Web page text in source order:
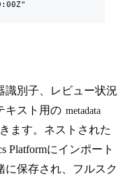
識別子、レビュー状況
キスト用の metadata
ます。ネストされた
Platformにインポート
に保存され、フルスク